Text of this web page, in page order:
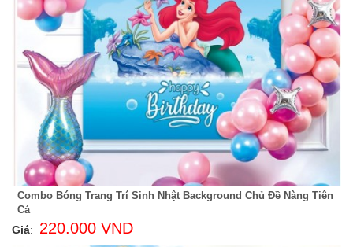
Combo Bóng Trang Trí Sinh Nhật Background Chủ Đề Nàng Tiên
Cá
Giá: 220.000 VND